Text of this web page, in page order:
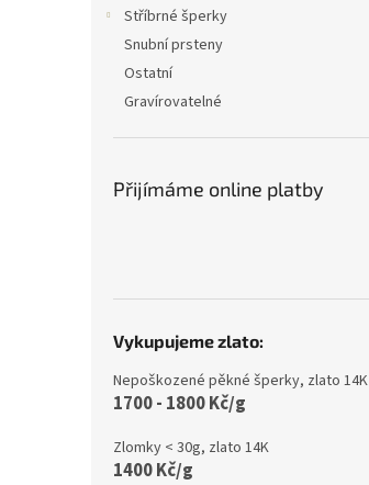
Stříbrné šperky
Snubní prsteny
Ostatní
Gravírovatelné
Přijímáme online platby
Vykupujeme zlato:
Nepoškozené pěkné šperky, zlato 14K
1700 - 1800 Kč/g
Zlomky < 30g, zlato 14K
1400 Kč/g